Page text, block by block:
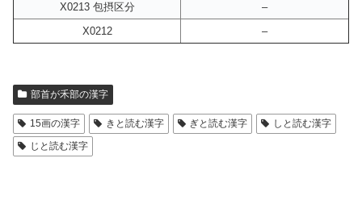
X0213 包摂区分
–
X0212
–
部首が禾部の漢字
15画の漢字 きと読む漢字 ぎと読む漢字
しと読む漢字
じと読む漢字